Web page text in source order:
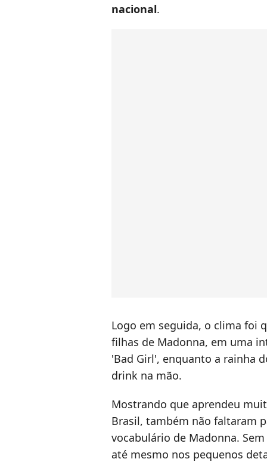
nacional.
Logo em seguida, o clima foi
filhas de Madonna, em uma
'Bad Girl', enquanto a rainha
drink na mão.
Mostrando que aprendeu
Brasil, também não faltaram
vocabulário de Madonna.
até mesmo nos pequenos